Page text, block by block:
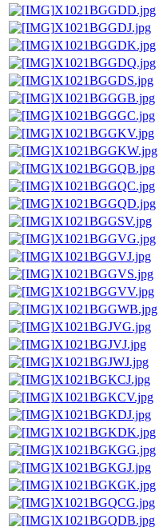
X1021BGGDD.jpg
X1021BGGDJ.jpg
X1021BGGDK.jpg
X1021BGGDQ.jpg
X1021BGGDS.jpg
X1021BGGGB.jpg
X1021BGGGC.jpg
X1021BGGKV.jpg
X1021BGGKW.jpg
X1021BGGQB.jpg
X1021BGGQC.jpg
X1021BGGQD.jpg
X1021BGGSV.jpg
X1021BGGVG.jpg
X1021BGGVJ.jpg
X1021BGGVS.jpg
X1021BGGVV.jpg
X1021BGGWB.jpg
X1021BGJVG.jpg
X1021BGJVJ.jpg
X1021BGJWJ.jpg
X1021BGKCJ.jpg
X1021BGKCV.jpg
X1021BGKDJ.jpg
X1021BGKDK.jpg
X1021BGKGG.jpg
X1021BGKGJ.jpg
X1021BGKGK.jpg
X1021BGQCG.jpg
X1021BGQDB.jpg